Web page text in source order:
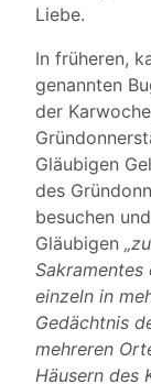
Liebe.
In früheren,
genannten
der
Gläubigen
des
besuchen
Gläubigen
einzeln in
Gedächtnis
mehreren
Häusern des